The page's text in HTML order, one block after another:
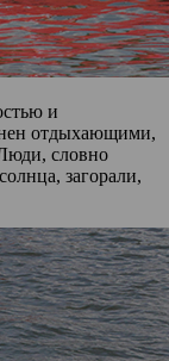
и
отдыхающими,
словно
загорали,